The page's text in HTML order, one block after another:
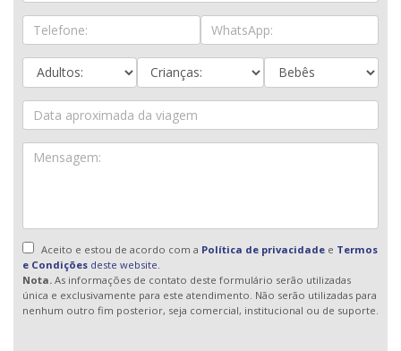
Aceito e estou de acordo com a Política de privacidadee Termos
e Condições deste website.
Nota. As informações de contato deste formulário serão utilizadas
única e exclusivamente para este atendimento. Não serão utilizadas para
nenhum outro fim posterior, seja comercial, institucional ou de suporte.